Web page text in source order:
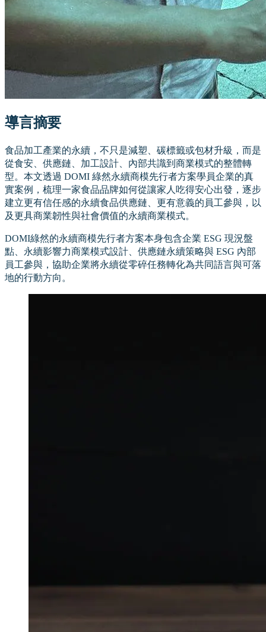
導言摘要
食品加工產業的永續，不只是減塑、碳標籤或包材升級，而是
從食安、供應鏈、加工設計、內部共識到商業模式的整體轉
型。本文透過 DOMI 綠然永續商模先行者方案學員企業的真
實案例，梳理一家食品品牌如何從讓家人吃得安心出發，逐步
建立更有信任感的永續食品供應鏈、更有意義的員工參與，以
及更具商業韌性與社會價值的永續商業模式。
DOMI綠然的永續商模先行者方案本身包含企業 ESG 現況盤
點、永續影響力商業模式設計、供應鏈永續策略與 ESG 內部
員工參與，協助企業將永續從零碎任務轉化為共同語言與可落
地的行動方向。